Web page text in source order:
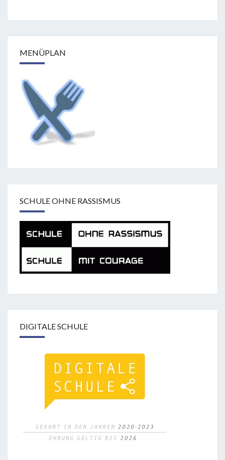
MENÜPLAN
SCHULE OHNE RASSISMUS
DIGITALE SCHULE